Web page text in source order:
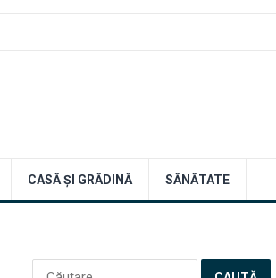
CASĂ ȘI GRĂDINĂ SĂNĂTATE
Caută